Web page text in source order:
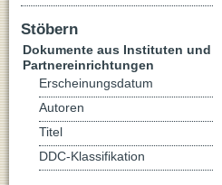
Stöbern
Dokumente aus Instituten und
Partnereinrichtungen
Erscheinungsdatum
Autoren
Titel
DDC-Klassifikation